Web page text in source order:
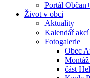
Portál
Život v obci
Aktuality
Kalendář akcí
Fotogalerie
Obec
část